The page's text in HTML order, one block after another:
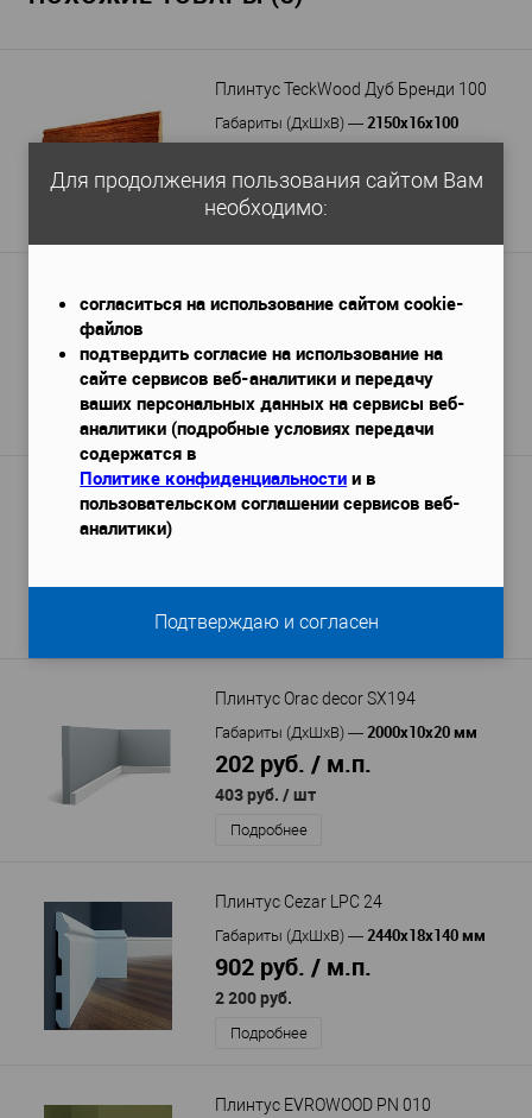
Плинтус TeckWood Дуб Бренди 100
Габариты (ДхШхВ) — 2150х16х100
1 300 руб.
Подробнее
Плинтус Hi Wood B130V1
1 150 руб. / м.п.
2 300 руб.
Подробнее
Плинтус DECOR-DIZAYN 706-92SH
951 руб.
Подробнее
Плинтус Orac decor SX194
Габариты (ДхШхВ) — 2000х10х20 мм
202 руб. / м.п.
403 руб. / шт
Подробнее
Плинтус Cezar LPC 24
Габариты (ДхШхВ) — 2440х18х140 мм
902 руб. / м.п.
2 200 руб.
Подробнее
Плинтус EVROWOOD PN 010
Для продолжения пользования сайтом Вам
необходимо:
согласиться на использование сайтом cookie-
файлов
подтвердить согласие на использование на
сайте сервисов веб-аналитики и передачу
ваших персональных данных на сервисы веб-
аналитики (подробные условиях передачи
содержатся в
Политике конфиденциальности и в
пользовательском соглашении сервисов веб-
аналитики)
Подтверждаю и согласен